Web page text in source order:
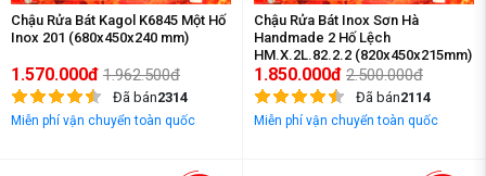
Chậu Rửa Bát Kagol K6845 Một Hố
Inox 201 (680x450x240 mm)
1.570.000đ 1.962.500đ
Đã bán2314
Miễn phí vận chuyển toàn quốc
Chậu Rửa Bát Inox Sơn Hà
Handmade 2 Hố Lệch
HM.X.2L.82.2.2 (820x450x215mm)
1.850.000đ 2.500.000đ
Đã bán2114
Miễn phí vận chuyển toàn quốc